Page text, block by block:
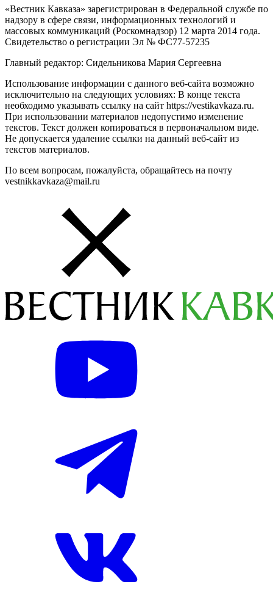
«Вестник Кавказа» зарегистрирован в Федеральной службе по
надзору в сфере связи, информационных технологий и
массовых коммуникаций (Роскомнадзор) 12 марта 2014 года.
Свидетельство о регистрации Эл № ФС77-57235
Главный редактор: Сидельникова Мария Сергеевна
Использование информации с данного веб-сайта возможно
исключительно на следующих условиях: В конце текста
необходимо указывать ссылку на сайт https://vestikavkaza.ru.
При использовании материалов недопустимо изменение
текстов. Текст должен копироваться в первоначальном виде.
Не допускается удаление ссылки на данный веб-сайт из
текстов материалов.
По всем вопросам, пожалуйста, обращайтесь на почту
vestnikkavkaza@mail.ru